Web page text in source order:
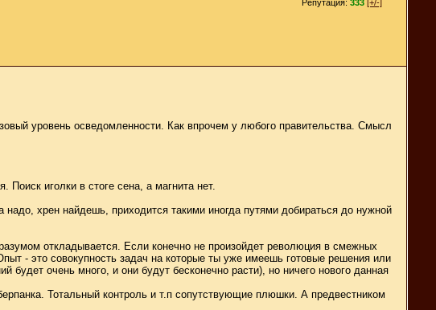
Репутация: 333 [+/-]
уровень осведомленности. Как впрочем у любого правительства. Смысл
иголки в стоге сена, а магнита нет.
хрен найдешь, приходится такими иногда путями добираться до нужной
откладывается. Если конечно не произойдет революция в смежных
- это совокупность задач на которые ты уже имеешь готовые решения или
очень много, и они будут бесконечно расти), но ничего нового данная
Тотальный контроль и т.п сопутствующие плюшки. А предвестником